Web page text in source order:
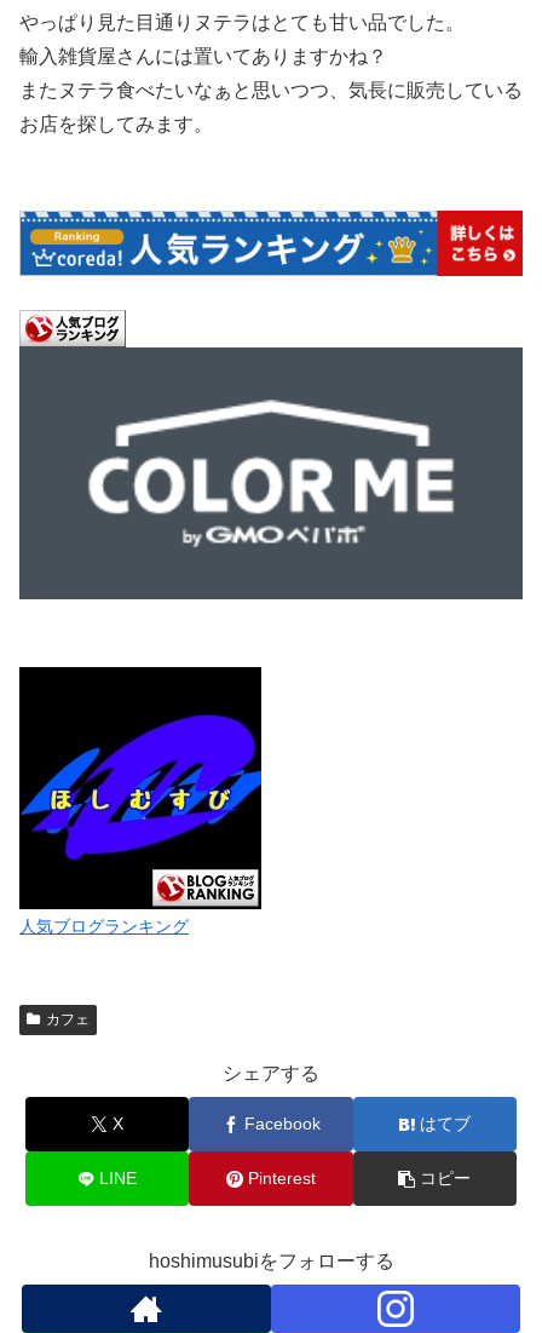
やっぱり見た目通りヌテラはとても甘い品でした。
輸入雑貨屋さんには置いてありますかね？
またヌテラ食べたいなぁと思いつつ、気長に販売している
お店を探してみます。
人気ブログランキング
カフェ
シェアする
X Facebook はてブ
LINE Pinterest コピー
hoshimusubiをフォローする